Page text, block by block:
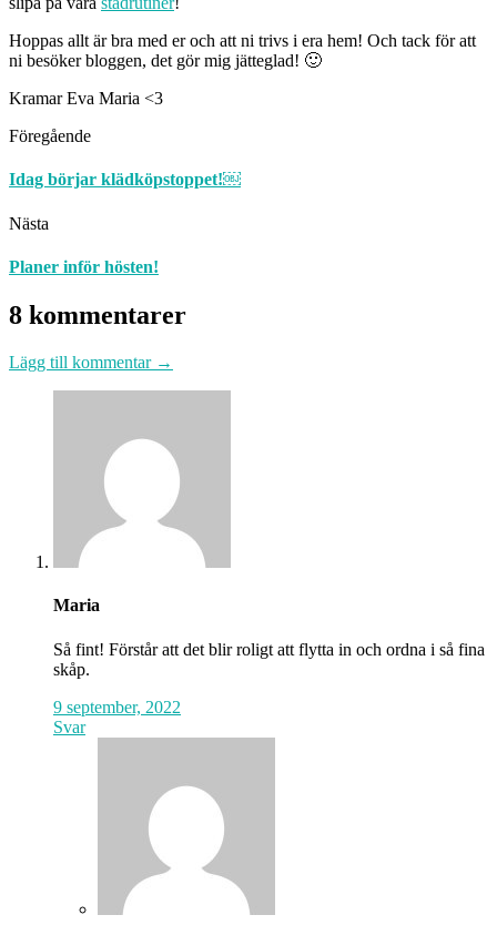
Hoppas allt är bra med er och att ni trivs i era hem! Och tack för att
ni besöker bloggen, det gör mig jätteglad! 🙂
Kramar Eva Maria <3
Föregående
Idag börjar klädköpstoppet!￼
Nästa
Planer inför hösten!
8 kommentarer
Lägg till kommentar →
Maria
Så fint! Förstår att det blir roligt att flytta in och ordna i så fina
skåp.
9 september, 2022
Svar